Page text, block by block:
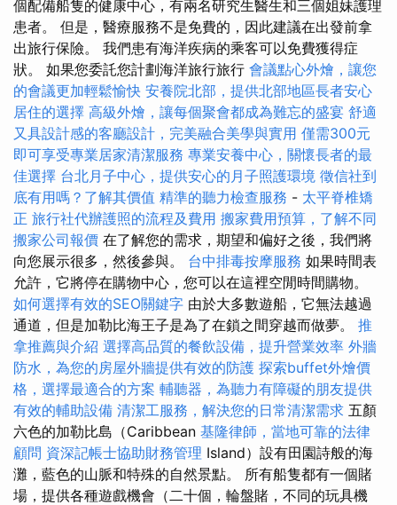
個配備船隻的健康中心，有兩名研究生醫生和三個姐妹護理
患者。 但是，醫療服務不是免費的，因此建議在出發前拿
出旅行保險。 我們患有海洋疾病的乘客可以免費獲得症
狀。 如果您委託您計劃海洋旅行旅行 會議點心外燴，讓您
的會議更加輕鬆愉快 安養院北部，提供北部地區長者安心
居住的選擇 高級外燴，讓每個聚會都成為難忘的盛宴 舒適
又具設計感的客廳設計，完美融合美學與實用 僅需300元
即可享受專業居家清潔服務 專業安養中心，關懷長者的最
佳選擇 台北月子中心，提供安心的月子照護環境 徵信社到
底有用嗎？了解其價值 精準的聽力檢查服務 - 太平脊椎矯
正 旅行社代辦護照的流程及費用 搬家費用預算，了解不同
搬家公司報價 在了解您的需求，期望和偏好之後，我們將
向您展示很多，然後參與。 台中排毒按摩服務 如果時間表
允許，它將停在購物中心，您可以在這裡空閒時間購物。
如何選擇有效的SEO關鍵字 由於大多數遊船，它無法越過
通道，但是加勒比海王子是為了在鎖之間穿越而做夢。 推
拿推薦與介紹 選擇高品質的餐飲設備，提升營業效率 外牆
防水，為您的房屋外牆提供有效的防護 探索buffet外燴價
格，選擇最適合的方案 輔聽器，為聽力有障礙的朋友提供
有效的輔助設備 清潔工服務，解決您的日常清潔需求 五顏
六色的加勒比島（Caribbean 基隆律師，當地可靠的法律
顧問 資深記帳士協助財務管理 Island）設有田園詩般的海
灘，藍色的山脈和特殊的自然景點。 所有船隻都有一個賭
場，提供各種遊戲機會（二十個，輪盤賭，不同的玩具機